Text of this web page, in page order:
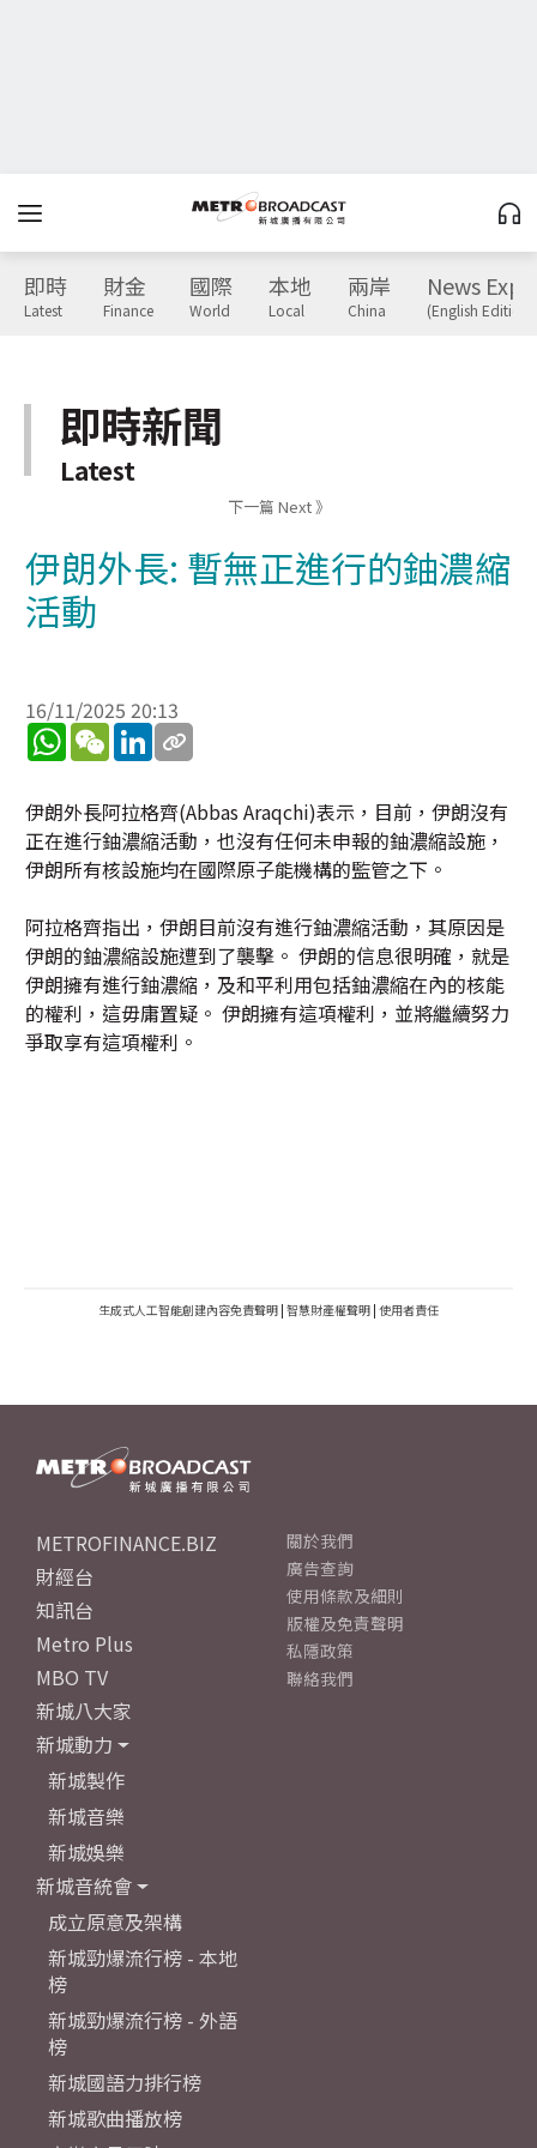
即時
Latest
財金
Finance
國際
World
本地
Local
兩岸
China
News
(English Edition)
即時新聞
Latest
下一篇 Next 》
伊朗外長: 暫無正進行的鈾濃縮
活動
16/11/2025 20:13
WhatsApp
WeChatLinkedIn
伊朗外長阿拉格齊(Abbas Araqchi)表示，目前，伊朗沒有
正在進行鈾濃縮活動，也沒有任何未申報的鈾濃縮設施，
伊朗所有核設施均在國際原子能機構的監管之下。
阿拉格齊指出，伊朗目前沒有進行鈾濃縮活動，其原因是
伊朗的鈾濃縮設施遭到了襲擊。 伊朗的信息很明確，就是
伊朗擁有進行鈾濃縮，及和平利用包括鈾濃縮在內的核能
的權利，這毋庸置疑。 伊朗擁有這項權利，並將繼續努力
爭取享有這項權利。
生成式人工智能創建內容免責聲明 | 智慧財產權聲明 | 使用者責任
METROFINANCE.BIZ
財經台
知訊台
Metro Plus
MBO TV
新城八大家
新城動力
新城製作
新城音樂
新城娛樂
新城音統會
成立原意及架構
新城勁爆流行榜 - 本地
榜
新城勁爆流行榜 - 外語
榜
新城國語力排行榜
新城歌曲播放榜
關於我們
廣告查詢
使用條款及細則
版權及免責聲明
私隱政策
聯絡我們